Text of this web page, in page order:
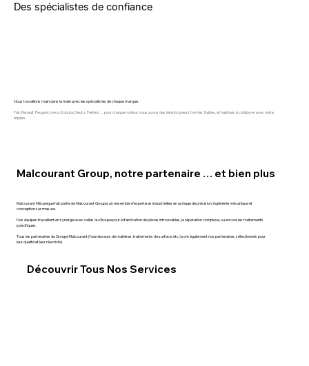
Des spécialistes de confiance
Nous travaillons main dans la main avec les spécialistes de chaque marque.
Fiat, Renault, Peugeot, Iveco, Kubota, Deutz, Perkins… pour chaque moteur, nous avons des interlocuteurs formés, fiables, et habitués à collaborer avec notre
équipe.
Malcourant Group, notre partenaire … et bien plus
Malcourant Mécanique fait partie de Malcourant Groupe, un ensemble d'expertises industrielles en usinage de précision, ingénierie mécanique et
conception sur mesure.
Nos équipes travaillent en synergie avec celles du Groupe pour la fabrication de pièces introuvables, la réparation complexe, ou encore les traitements
spécifiques.
Tous les partenaires du Groupe Malcourant (fournisseurs de matières, traitements de surface, etc.) sont également nos partenaires, sélectionnés pour
leur qualité et leur réactivité.
Découvrir Tous Nos Services